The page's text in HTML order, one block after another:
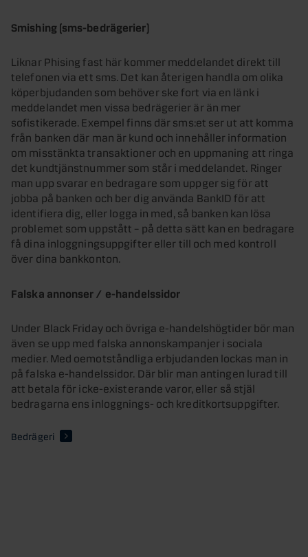
Smishing (sms-bedrägerier)
Liknar Phising fast här kommer meddelandet direkt till
telefonen via ett sms. Det kan återigen handla om olika
köperbjudanden som behöver ske fort via en länk i
meddelandet men vissa bedrägerier är än mer
sofistikerade. Exempel finns där sms:et ser ut att komma
från banken där man är kund och innehåller information
om misstänkta transaktioner och en uppmaning att ringa
det kundtjänstnummer som står i meddelandet. Ringer
man upp svarar en bedragare som uppger sig för att
jobba på banken och ber dig använda BankID för att
identifiera dig, eller logga in med, så banken kan lösa
problemet som uppstått – på detta sätt kan en bedragare
få dina inloggningsuppgifter eller till och med kontroll
över dina bankkonton.
Falska annonser / e-handelssidor
Under Black Friday och övriga e-handelshögtider bör man
även se upp med falska annonskampanjer i sociala
medier. Med oemotståndliga erbjudanden lockas man in
på falska e-handelssidor. Där blir man antingen lurad till
att betala för icke-existerande varor, eller så stjäl
bedragarna ens inloggnings- och kreditkortsuppgifter.
Bedrägeri